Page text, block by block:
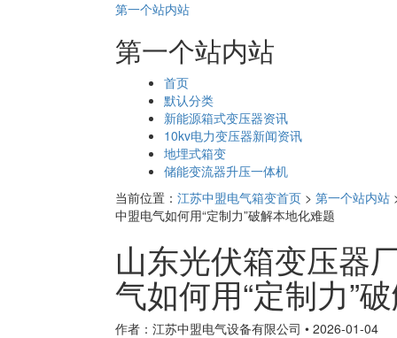
第一个站内站
第一个站内站
首页
默认分类
新能源箱式变压器资讯
10kv电力变压器新闻资讯
地埋式箱变
储能变流器升压一体机
当前位置： 江苏中盟电气箱变首页 > 第一个站内站
中盟电气如何用“定制力”破解本地化难题
山东光伏箱变压器
气如何用“定制力”
作者：江苏中盟电气设备有限公司 • 2026-01-04